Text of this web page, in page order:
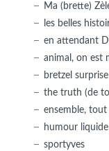
Ma (brette)
les belles
en attendant
animal, on est
bretzel surprise
the truth (de
ensemble,
humour liquide
sportyves